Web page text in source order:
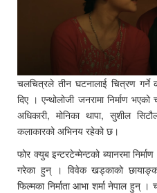
चलचित्रले तीन घटनालाई चित्रण गर्ने
दिए । एन्थोलोजी जनरामा निर्माण
अधिकारी, मोनिका थापा, सुशील
कलाकारको अभिनय रहेको छ।
फोर क्युब इन्टरटेन्मेन्टको ब्यानरमा
गरेका हुन् । विवेक खड्काको
फिल्मका निर्माता आभा शर्मा नेपाल हुन्